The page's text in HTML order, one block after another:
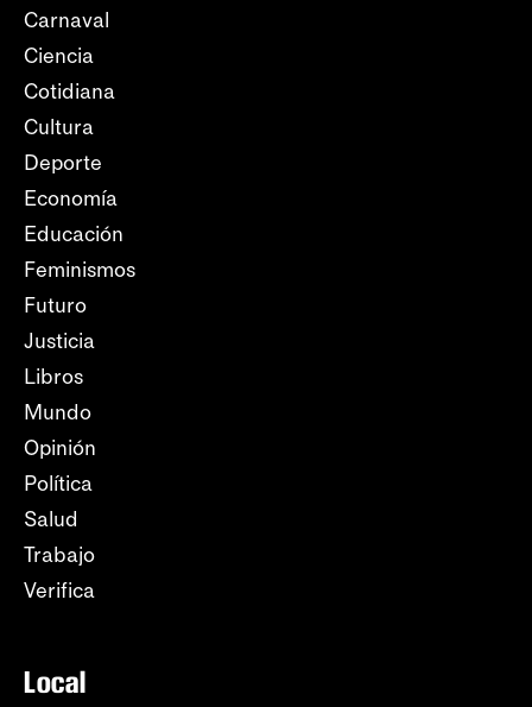
Carnaval
Ciencia
Cotidiana
Cultura
Deporte
Economía
Educación
Feminismos
Futuro
Justicia
Libros
Mundo
Opinión
Política
Salud
Trabajo
Verifica
Local